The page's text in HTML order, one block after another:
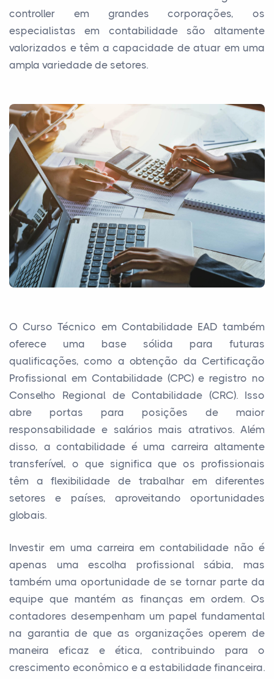
controller em grandes corporações, os
especialistas em contabilidade são altamente
valorizados e têm a capacidade de atuar em uma
ampla variedade de setores.
O Curso Técnico em Contabilidade EAD também
oferece uma base sólida para futuras
qualificações, como a obtenção da Certificação
Profissional em Contabilidade (CPC) e registro no
Conselho Regional de Contabilidade (CRC). Isso
abre portas para posições de maior
responsabilidade e salários mais atrativos. Além
disso, a contabilidade é uma carreira altamente
transferível, o que significa que os profissionais
têm a flexibilidade de trabalhar em diferentes
setores e países, aproveitando oportunidades
globais.
Investir em uma carreira em contabilidade não é
apenas uma escolha profissional sábia, mas
também uma oportunidade de se tornar parte da
equipe que mantém as finanças em ordem. Os
contadores desempenham um papel fundamental
na garantia de que as organizações operem de
maneira eficaz e ética, contribuindo para o
crescimento econômico e a estabilidade financeira.